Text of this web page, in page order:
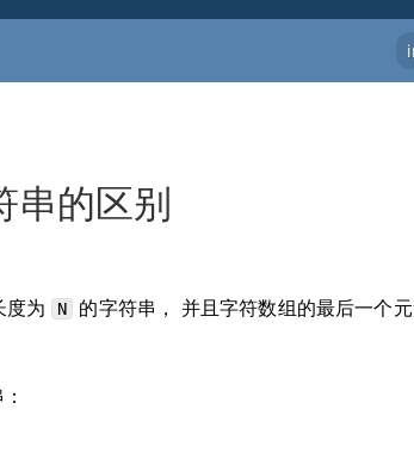
串的区别
度为 N
的字符串， 并且字符数组的最后一个